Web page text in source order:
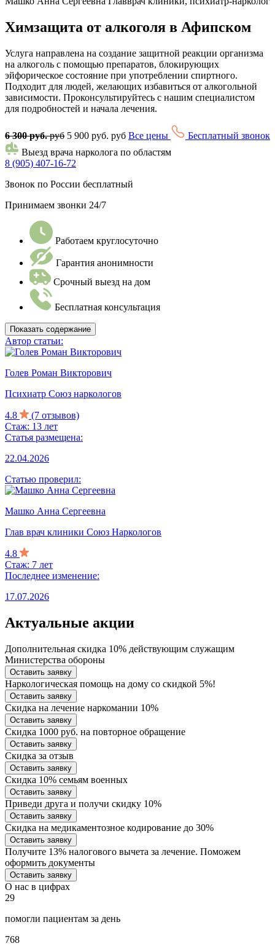
Химзащита от алкоголя в Афипском
Услуга направлена на создание защитной реакции организма
на алкоголь с помощью препаратов, блокирующих
эйфорическое состояние при употреблении спиртного.
Подходит для людей, желающих избавиться от алкогольной
зависимости. Проконсультируйтесь с нашим специалистом
для подробностей и начала лечения.
6 300 руб.руб 5 900 руб. руб Все цены
Бесплатный звонок
Выезд врача нарколога по областям
8 (905) 407-16-72
Звонок по России бесплатный
Принимаем звонки 24/7
Работаем круглосуточно
Гарантия анонимности
Срочный выезд на дом
Бесплатная консультация
Показать содержание
Автор статьи:
Голев Роман Викторович
Психиатр Союз наркологов
4.8
(7 отзывов)
Стаж: 13 лет
Статья размещена:
22.04.2026
Статью проверил:
Машко Анна Сергеевна
Глав врач клиники Союз Наркологов
4.8
Стаж: 7 лет
Последнее изменение:
17.07.2026
Актуальные акции
Дополнительная скидка 10% действующим служащим
Министерства обороны
Оставить заявку
Наркологическая помощь на дому со скидкой 5%!
Оставить заявку
Скидка на лечение наркомании 10%
Оставить заявку
Скидка 1000 руб. на повторное обращение
Оставить заявку
Скидка за отзыв
Оставить заявку
Скидка 10% семьям военных
Оставить заявку
Приведи друга и получи скидку 10%
Оставить заявку
Скидка на медикаментозное кодирование до 30%
Оставить заявку
Получите 13% налогового вычета за лечение. Поможем
оформить документы
Оставить заявку
О нас в цифрах
29
помогли пациентам за день
768